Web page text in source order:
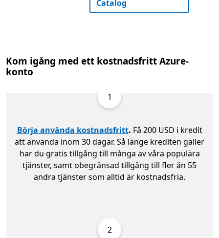
Catalog
Kom igång med ett kostnadsfritt Azure-
konto
1
Börja använda kostnadsfritt. Få 200 USD i kredit
att använda inom 30 dagar. Så länge krediten gäller
har du gratis tillgång till många av våra populära
tjänster, samt obegränsad tillgång till fler än 55
andra tjänster som alltid är kostnadsfria.
2